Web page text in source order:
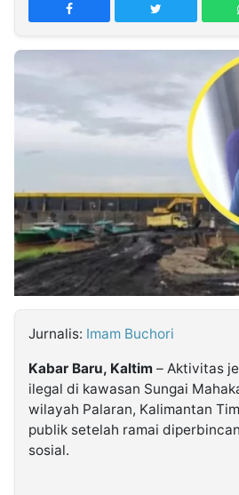
MULTIMEDIA
INDONESIA
NTB
Time
IDN
Jogja
Rakyat
News
Notice
Dinamikapost.com
Baru
Seedbacklink
Follow
Kabarbaru
Jurnalis: Imam Buchori
Kabar Baru, Kaltim – Aktivitas
ilegal di kawasan Sungai
wilayah Palaran, Kalimantan
publik setelah ramai
sosial.